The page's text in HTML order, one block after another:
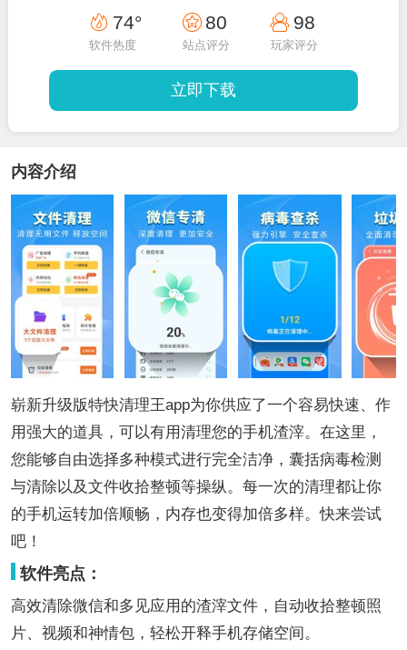
74°
软件热度
80
站点评分
98
玩家评分
立即下载
内容介绍
崭新升级版特快清理王app为你供应了一个容易快速、作
用强大的道具，可以有用清理您的手机渣滓。在这里，
您能够自由选择多种模式进行完全洁净，囊括病毒检测
与清除以及文件收拾整顿等操纵。每一次的清理都让你
的手机运转加倍顺畅，内存也变得加倍多样。快来尝试
吧！
软件亮点：
高效清除微信和多见应用的渣滓文件，自动收拾整顿照
片、视频和神情包，轻松开释手机存储空间。